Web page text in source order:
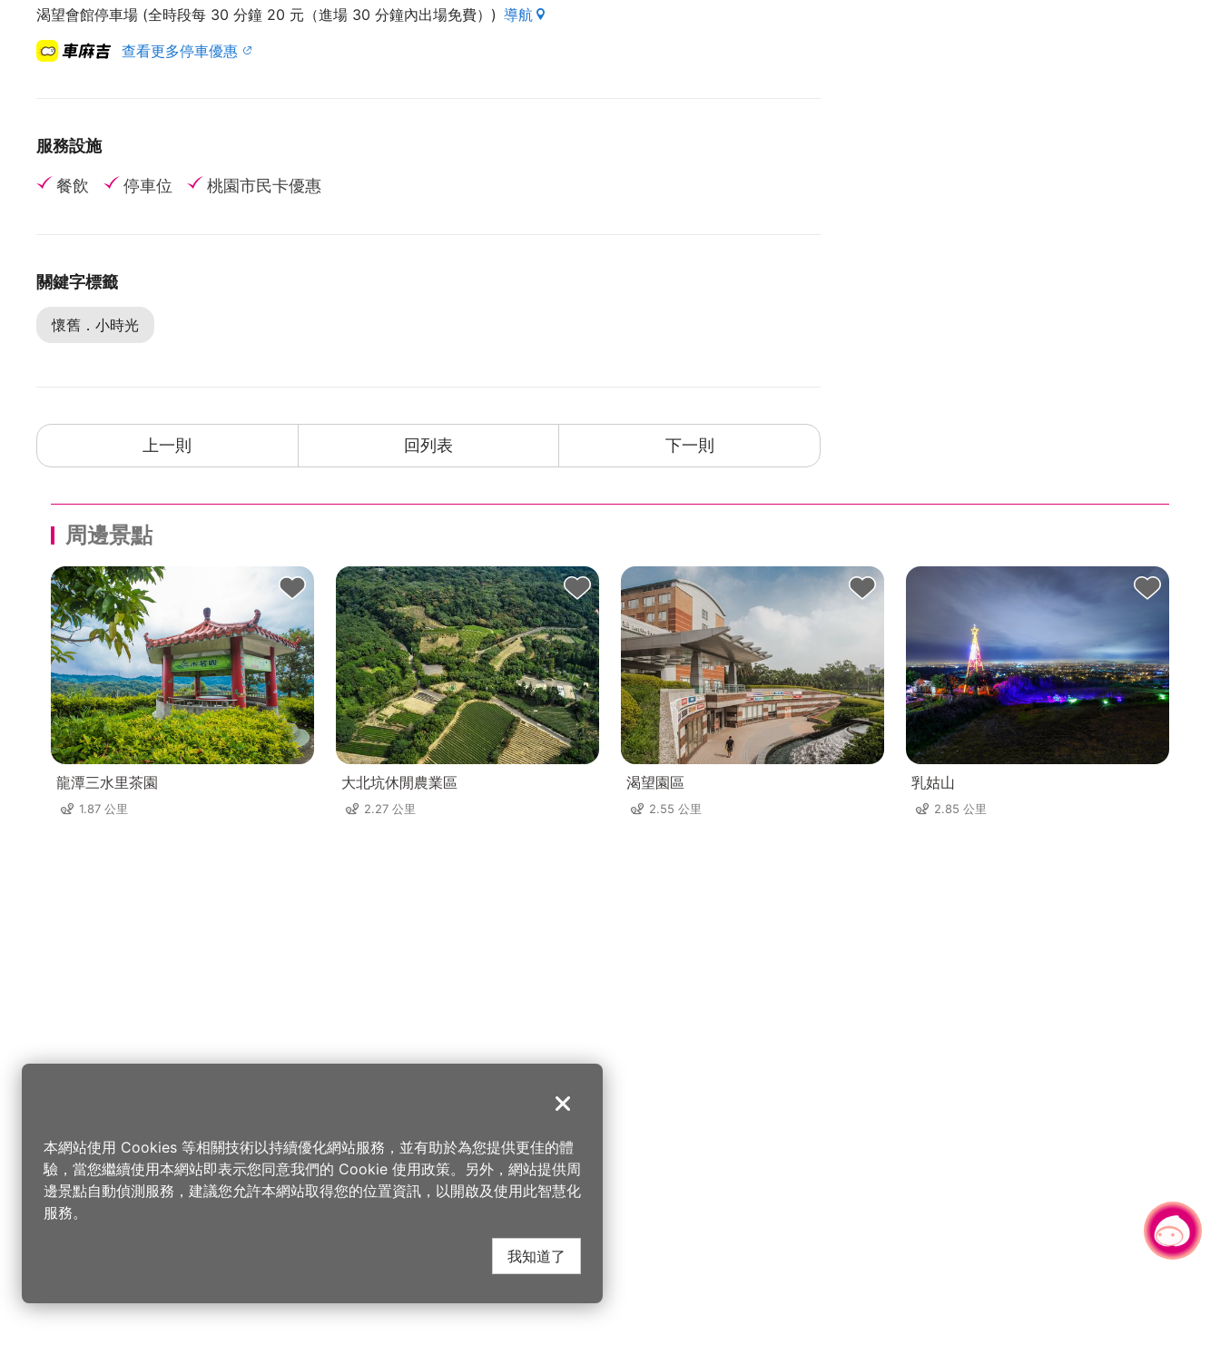
渴望會館停車場 (全時段每 30 分鐘 20 元（進場 30 分鐘內出場免費）) 導航
查看更多停車優惠
服務設施
餐飲 停車位 桃園市民卡優惠
關鍵字標籤
懷舊．小時光
上一則 回列表 下一則
周邊景點
龍潭三水里茶園
1.87 公里
大北坑休閒農業區
2.27 公里
渴望園區
2.55 公里
乳姑山
2.85 公里
關閉
本網站使用 Cookies 等相關技術以持續優化網站服務，並有助於為您提供更佳的體
驗，當您繼續使用本網站即表示您同意我們的 Cookie 使用政策。另外，網站提供周
邊景點自動偵測服務，建議您允許本網站取得您的位置資訊，以開啟及使用此智慧化
服務。
我知道了